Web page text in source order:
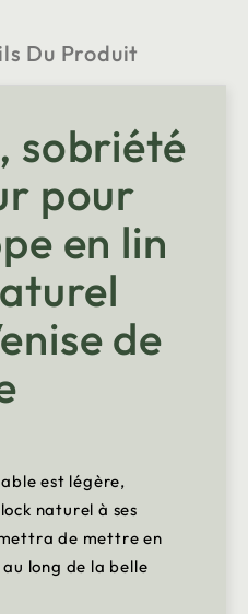
Du Produit
sobriété
pour
en lin
de
est légère,
naturel à ses
de mettre en
long de la belle